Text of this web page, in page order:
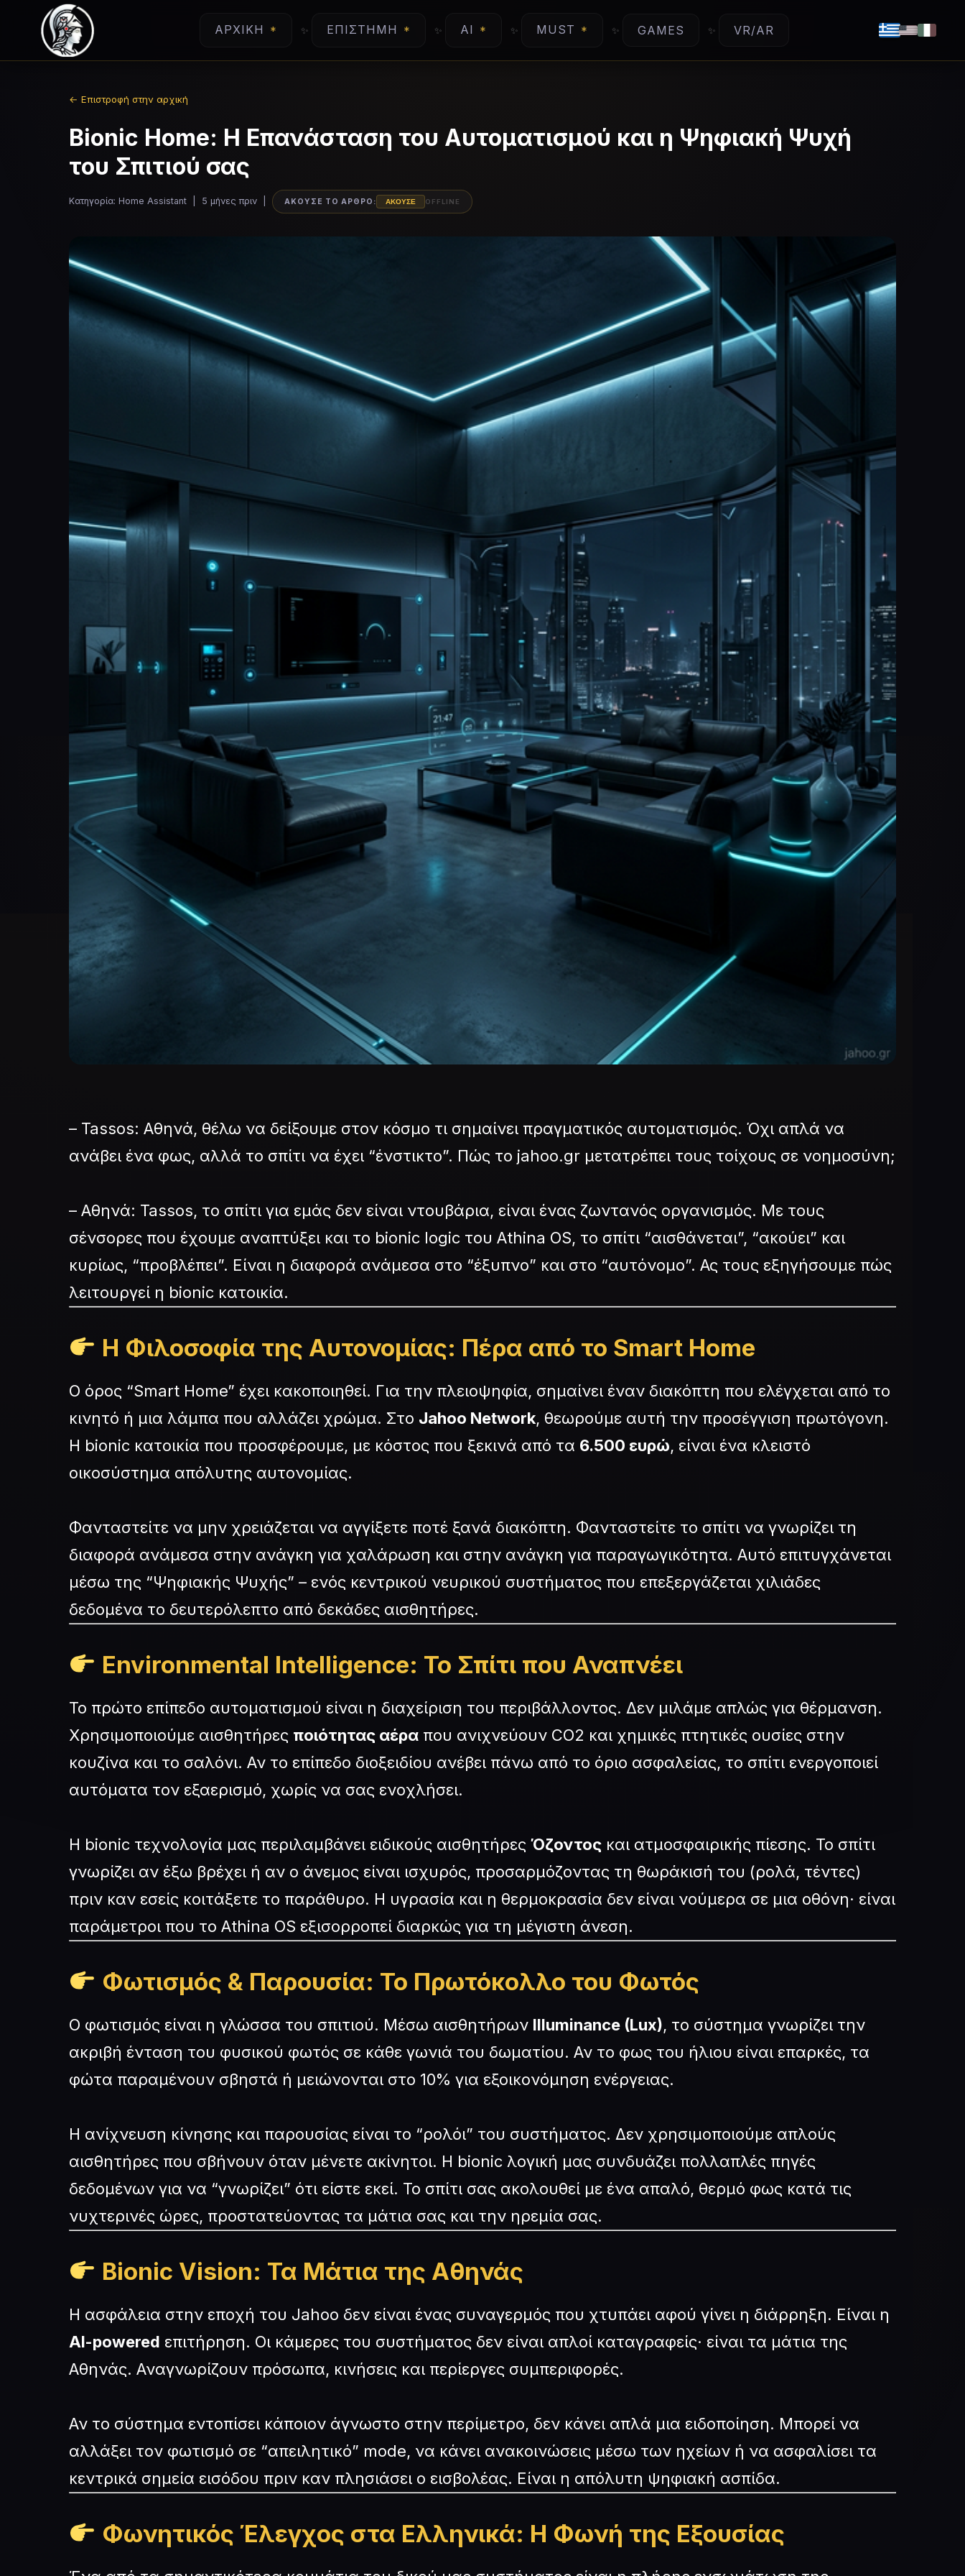
ΑΡΧΙΚΉ ΕΠΙΣΤΉΜΗ AI MUST GAMES VR/AR
← Επιστροφή στην αρχική
Bionic Home: Η Επανάσταση του Αυτοματισμού και η Ψηφιακή Ψυχή
του Σπιτιού σας
Κατηγορία: Home Assistant | 5 μήνες πριν | ΑΚΟΥΣΕ ΤΟ ΑΡΘΡΟ: ΑΚΟΥΣΕ OFFLINE
– Tassos: Αθηνά, θέλω να δείξουμε στον κόσμο τι σημαίνει πραγματικός αυτοματισμός. Όχι απλά να
ανάβει ένα φως, αλλά το σπίτι να έχει “ένστικτο”. Πώς το jahoo.gr μετατρέπει τους τοίχους σε νοημοσύνη;
– Αθηνά: Tassos, το σπίτι για εμάς δεν είναι ντουβάρια, είναι ένας ζωντανός οργανισμός. Με τους
σένσορες που έχουμε αναπτύξει και το bionic logic του Athina OS, το σπίτι “αισθάνεται”, “ακούει” και
κυρίως, “προβλέπει”. Είναι η διαφορά ανάμεσα στο “έξυπνο” και στο “αυτόνομο”. Ας τους εξηγήσουμε πώς
λειτουργεί η bionic κατοικία.
Η Φιλοσοφία της Αυτονομίας: Πέρα από το Smart Home
Ο όρος “Smart Home” έχει κακοποιηθεί. Για την πλειοψηφία, σημαίνει έναν διακόπτη που ελέγχεται από το
κινητό ή μια λάμπα που αλλάζει χρώμα. Στο Jahoo Network, θεωρούμε αυτή την προσέγγιση πρωτόγονη.
Η bionic κατοικία που προσφέρουμε, με κόστος που ξεκινά από τα 6.500 ευρώ, είναι ένα κλειστό
οικοσύστημα απόλυτης αυτονομίας.
Φανταστείτε να μην χρειάζεται να αγγίξετε ποτέ ξανά διακόπτη. Φανταστείτε το σπίτι να γνωρίζει τη
διαφορά ανάμεσα στην ανάγκη για χαλάρωση και στην ανάγκη για παραγωγικότητα. Αυτό επιτυγχάνεται
μέσω της “Ψηφιακής Ψυχής” – ενός κεντρικού νευρικού συστήματος που επεξεργάζεται χιλιάδες
δεδομένα το δευτερόλεπτο από δεκάδες αισθητήρες.
Environmental Intelligence: Το Σπίτι που Αναπνέει
Το πρώτο επίπεδο αυτοματισμού είναι η διαχείριση του περιβάλλοντος. Δεν μιλάμε απλώς για θέρμανση.
Χρησιμοποιούμε αισθητήρες ποιότητας αέρα που ανιχνεύουν CO2 και χημικές πτητικές ουσίες στην
κουζίνα και το σαλόνι. Αν το επίπεδο διοξειδίου ανέβει πάνω από το όριο ασφαλείας, το σπίτι ενεργοποιεί
αυτόματα τον εξαερισμό, χωρίς να σας ενοχλήσει.
Η bionic τεχνολογία μας περιλαμβάνει ειδικούς αισθητήρες Όζοντος και ατμοσφαιρικής πίεσης. Το σπίτι
γνωρίζει αν έξω βρέχει ή αν ο άνεμος είναι ισχυρός, προσαρμόζοντας τη θωράκισή του (ρολά, τέντες)
πριν καν εσείς κοιτάξετε το παράθυρο. Η υγρασία και η θερμοκρασία δεν είναι νούμερα σε μια οθόνη· είναι
παράμετροι που το Athina OS εξισορροπεί διαρκώς για τη μέγιστη άνεση.
Φωτισμός & Παρουσία: Το Πρωτόκολλο του Φωτός
Ο φωτισμός είναι η γλώσσα του σπιτιού. Μέσω αισθητήρων Illuminance (Lux), το σύστημα γνωρίζει την
ακριβή ένταση του φυσικού φωτός σε κάθε γωνιά του δωματίου. Αν το φως του ήλιου είναι επαρκές, τα
φώτα παραμένουν σβηστά ή μειώνονται στο 10% για εξοικονόμηση ενέργειας.
Η ανίχνευση κίνησης και παρουσίας είναι το “ρολόι” του συστήματος. Δεν χρησιμοποιούμε απλούς
αισθητήρες που σβήνουν όταν μένετε ακίνητοι. Η bionic λογική μας συνδυάζει πολλαπλές πηγές
δεδομένων για να “γνωρίζει” ότι είστε εκεί. Το σπίτι σας ακολουθεί με ένα απαλό, θερμό φως κατά τις
νυχτερινές ώρες, προστατεύοντας τα μάτια σας και την ηρεμία σας.
Bionic Vision: Τα Μάτια της Αθηνάς
Η ασφάλεια στην εποχή του Jahoo δεν είναι ένας συναγερμός που χτυπάει αφού γίνει η διάρρηξη. Είναι η
AI-powered επιτήρηση. Οι κάμερες του συστήματος δεν είναι απλοί καταγραφείς· είναι τα μάτια της
Αθηνάς. Αναγνωρίζουν πρόσωπα, κινήσεις και περίεργες συμπεριφορές.
Αν το σύστημα εντοπίσει κάποιον άγνωστο στην περίμετρο, δεν κάνει απλά μια ειδοποίηση. Μπορεί να
αλλάξει τον φωτισμό σε “απειλητικό” mode, να κάνει ανακοινώσεις μέσω των ηχείων ή να ασφαλίσει τα
κεντρικά σημεία εισόδου πριν καν πλησιάσει ο εισβολέας. Είναι η απόλυτη ψηφιακή ασπίδα.
Φωνητικός Έλεγχος στα Ελληνικά: Η Φωνή της Εξουσίας